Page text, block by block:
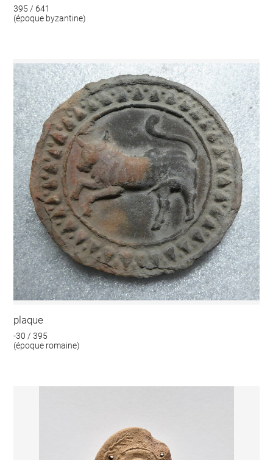
395 / 641
(époque byzantine)
plaque
-30 / 395
(époque romaine)